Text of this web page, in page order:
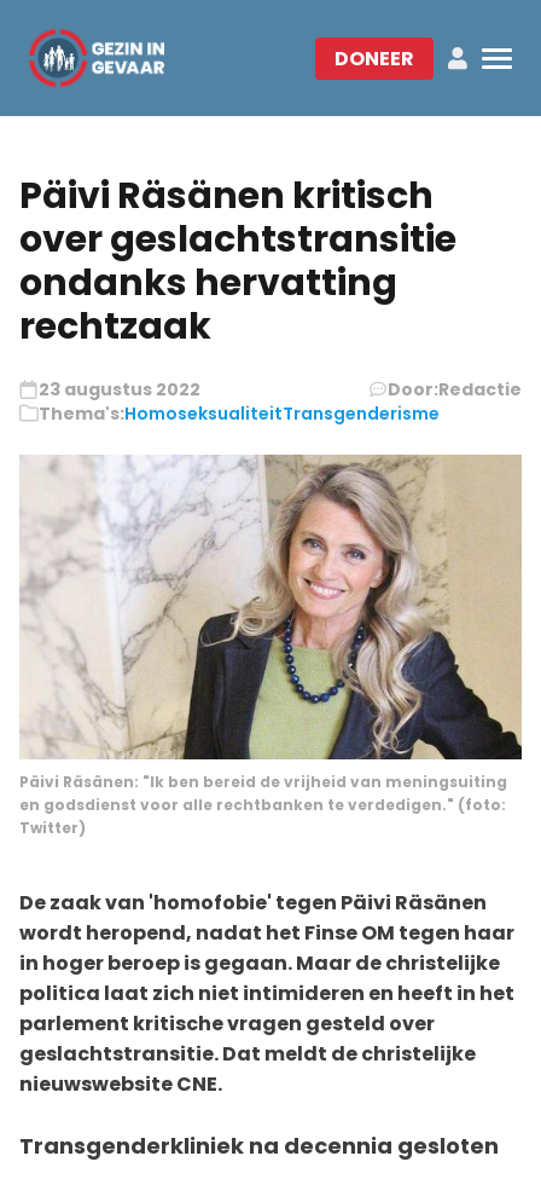
DONEER
Päivi Räsänen kritisch
over geslachtstransitie
ondanks hervatting
rechtzaak
23 augustus 2022 Door:Redactie
Thema's:HomoseksualiteitTransgenderisme
Päivi Räsänen: "Ik ben bereid de vrijheid van meningsuiting
en godsdienst voor alle rechtbanken te verdedigen." (foto:
Twitter)
De zaak van 'homofobie' tegen Päivi Räsänen
wordt heropend, nadat het Finse OM tegen haar
in hoger beroep is gegaan. Maar de christelijke
politica laat zich niet intimideren en heeft in het
parlement kritische vragen gesteld over
geslachtstransitie. Dat meldt de christelijke
nieuwswebsite CNE.
Transgenderkliniek na decennia gesloten